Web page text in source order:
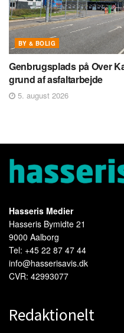
BY & BOLIG
Genbrugsplads på Over
grund af asfaltarbejde
5. august 2026
Hasseris Medier
Hasseris Bymidte 21
9000 Aalborg
Tel: +45 22 87 47 44
info@hasserisavis.dk
CVR: 42993077
Redaktionelt